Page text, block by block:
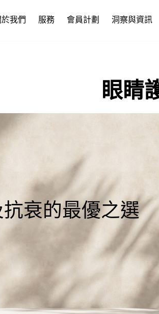
於我們 服務 會員計劃 洞察與資訊
眼睛
衰的最優之選